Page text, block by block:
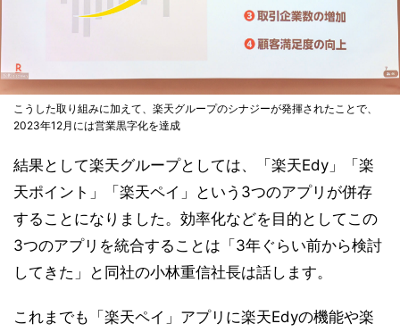
こうした取り組みに加えて、楽天グループのシナジーが発揮されたことで、
2023年12月には営業黒字化を達成
結果として楽天グループとしては、「楽天Edy」「楽
天ポイント」「楽天ペイ」という3つのアプリが併存
することになりました。効率化などを目的としてこの
3つのアプリを統合することは「3年ぐらい前から検討
してきた」と同社の小林重信社長は話します。
これまでも「楽天ペイ」アプリに楽天Edyの機能や楽